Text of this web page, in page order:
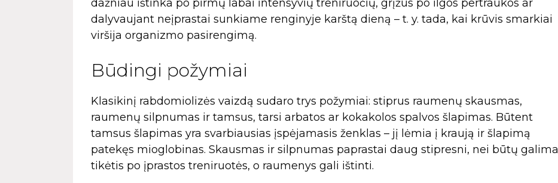
dažniau ištinka po pirmų labai intensyvių treniruočių, grįžus po ilgos pertraukos ar
dalyvaujant neįprastai sunkiame renginyje karštą dieną – t. y. tada, kai krūvis smarkiai
viršija organizmo pasirengimą.
Būdingi požymiai
Klasikinį rabdomiolizės vaizdą sudaro trys požymiai: stiprus raumenų skausmas,
raumenų silpnumas ir tamsus, tarsi arbatos ar kokakolos spalvos šlapimas. Būtent
tamsus šlapimas yra svarbiausias įspėjamasis ženklas – jį lėmia į kraują ir šlapimą
patekęs mioglobinas. Skausmas ir silpnumas paprastai daug stipresni, nei būtų galima
tikėtis po įprastos treniruotės, o raumenys gali ištinti.